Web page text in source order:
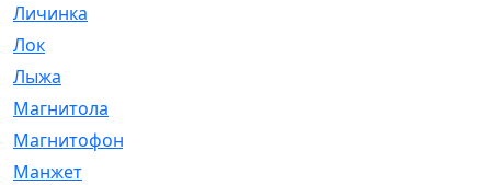
Личинка
Лок
Лыжа
Магнитола
Магнитофон
Манжет